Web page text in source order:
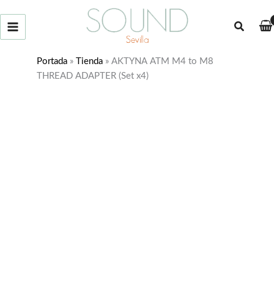
Buscar
Portada » Tienda » AKTYNA ATM M4 to M8
THREAD ADAPTER (Set x4)